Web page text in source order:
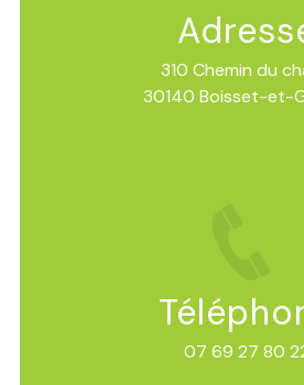
310 Chemin du
30140 Boisset-et-
07 69 27 80